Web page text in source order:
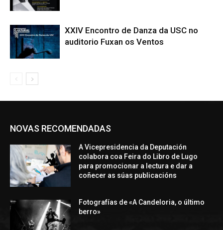
XXIV Encontro de Danza da USC no
auditorio Fuxan os Ventos
NOVAS RECOMENDADAS
A Vicepresidencia da Deputación
colabora coa Feira do Libro de Lugo
para promocionar a lectura e dar a
coñecer as súas publicacións
Fotografías de «A Candeloria, o último
berro»